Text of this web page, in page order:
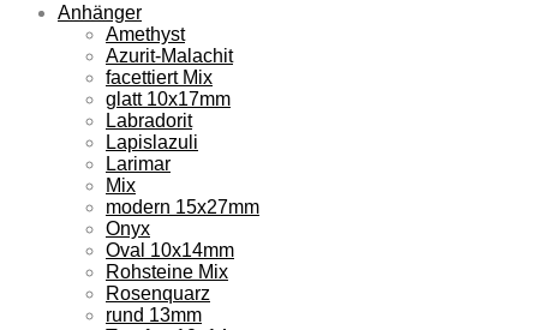
Anhänger
Amethyst
Azurit-Malachit
facettiert Mix
glatt 10x17mm
Labradorit
Lapislazuli
Larimar
Mix
modern 15x27mm
Onyx
Oval 10x14mm
Rohsteine Mix
Rosenquarz
rund 13mm